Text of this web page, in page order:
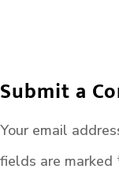
Submit a
Your email
fields are marked